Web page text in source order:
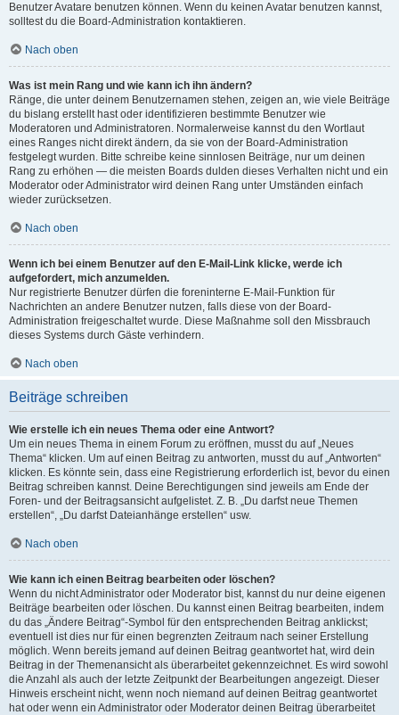
Benutzer Avatare benutzen können. Wenn du keinen Avatar benutzen kannst,
solltest du die Board-Administration kontaktieren.
Nach oben
Was ist mein Rang und wie kann ich ihn ändern?
Ränge, die unter deinem Benutzernamen stehen, zeigen an, wie viele Beiträge
du bislang erstellt hast oder identifizieren bestimmte Benutzer wie
Moderatoren und Administratoren. Normalerweise kannst du den Wortlaut
eines Ranges nicht direkt ändern, da sie von der Board-Administration
festgelegt wurden. Bitte schreibe keine sinnlosen Beiträge, nur um deinen
Rang zu erhöhen — die meisten Boards dulden dieses Verhalten nicht und ein
Moderator oder Administrator wird deinen Rang unter Umständen einfach
wieder zurücksetzen.
Nach oben
Wenn ich bei einem Benutzer auf den E-Mail-Link klicke, werde ich
aufgefordert, mich anzumelden.
Nur registrierte Benutzer dürfen die foreninterne E-Mail-Funktion für
Nachrichten an andere Benutzer nutzen, falls diese von der Board-
Administration freigeschaltet wurde. Diese Maßnahme soll den Missbrauch
dieses Systems durch Gäste verhindern.
Nach oben
Beiträge schreiben
Wie erstelle ich ein neues Thema oder eine Antwort?
Um ein neues Thema in einem Forum zu eröffnen, musst du auf „Neues
Thema“ klicken. Um auf einen Beitrag zu antworten, musst du auf „Antworten“
klicken. Es könnte sein, dass eine Registrierung erforderlich ist, bevor du einen
Beitrag schreiben kannst. Deine Berechtigungen sind jeweils am Ende der
Foren- und der Beitragsansicht aufgelistet. Z. B. „Du darfst neue Themen
erstellen“, „Du darfst Dateianhänge erstellen“ usw.
Nach oben
Wie kann ich einen Beitrag bearbeiten oder löschen?
Wenn du nicht Administrator oder Moderator bist, kannst du nur deine eigenen
Beiträge bearbeiten oder löschen. Du kannst einen Beitrag bearbeiten, indem
du das „Ändere Beitrag“-Symbol für den entsprechenden Beitrag anklickst;
eventuell ist dies nur für einen begrenzten Zeitraum nach seiner Erstellung
möglich. Wenn bereits jemand auf deinen Beitrag geantwortet hat, wird dein
Beitrag in der Themenansicht als überarbeitet gekennzeichnet. Es wird sowohl
die Anzahl als auch der letzte Zeitpunkt der Bearbeitungen angezeigt. Dieser
Hinweis erscheint nicht, wenn noch niemand auf deinen Beitrag geantwortet
hat oder wenn ein Administrator oder Moderator deinen Beitrag überarbeitet